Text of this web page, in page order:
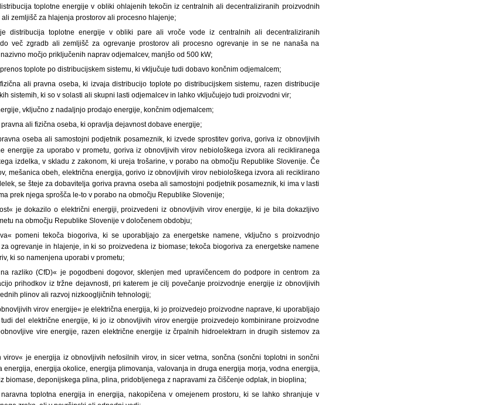
toplotne energije v obliki ohlajenih tekočin iz centralnih ali decentraliziranih proizvodnih
zemljišč za hlajenja prostorov ali procesno hlajenje;
distribucija toplotne energije v obliki pare ali vroče vode iz centralnih ali decentraliziranih
več zgradb ali zemljišč za ogrevanje prostorov ali procesno ogrevanje in se ne nanaša na
močjo priključenih naprav odjemalcev, manjšo od 500 kW;
toplote po distribucijskem sistemu, ki vključuje tudi dobavo končnim odjemalcem;
ali pravna oseba, ki izvaja distribucijo toplote po distribucijskem sistemu, razen distribucije
sistemih, ki so v solasti ali skupni lasti odjemalcev in lahko vključujejo tudi proizvodni vir;
vključno z nadaljnjo prodajo energije, končnim odjemalcem;
ali fizična oseba, ki opravlja dejavnost dobave energije;
oseba ali samostojni podjetnik posameznik, ki izvede sprostitev goriva, goriva iz obnovljivih
energije za uporabo v prometu, goriva iz obnovljivih virov nebiološkega izvora ali recikliranega
izdelka, v skladu z zakonom, ki ureja trošarine, v porabo na območju Republike Slovenije. Če
mešanica obeh, električna energija, gorivo iz obnovljivih virov nebiološkega izvora ali reciklirano
se šteje za dobavitelja goriva pravna oseba ali samostojni podjetnik posameznik, ki ima v lasti
prek njega sprošča le-to v porabo na območju Republike Slovenije;
je dokazilo o električni energiji, proizvedeni iz obnovljivih virov energije, ki je bila dokazljivo
na območju Republike Slovenije v določenem obdobju;
pomeni tekoča biogoriva, ki se uporabljajo za energetske namene, vključno s proizvodnjo
ogrevanje in hlajenje, in ki so proizvedena iz biomase; tekoča biogoriva za energetske namene
ki so namenjena uporabi v prometu;
razliko (CfD)« je pogodbeni dogovor, sklenjen med upravičencem do podpore in centrom za
prihodkov iz tržne dejavnosti, pri katerem je cilj povečanje proizvodnje energije iz obnovljivih
plinov ali razvoj nizkoogljičnih tehnologij;
virov energije« je električna energija, ki jo proizvedejo proizvodne naprave, ki uporabljajo
del električne energije, ki jo iz obnovljivih virov energije proizvedejo kombinirane proizvodne
vire energije, razen električne energije iz črpalnih hidroelektrarn in drugih sistemov za
je energija iz obnovljivih nefosilnih virov, in sicer vetrna, sončna (sončni toplotni in sončni
energija, energija okolice, energija plimovanja, valovanja in druga energija morja, vodna energija,
biomase, deponijskega plina, plina, pridobljenega z napravami za čiščenje odplak, in bioplina;
toplotna energija in energija, nakopičena v omejenem prostoru, ki se lahko shranjuje v